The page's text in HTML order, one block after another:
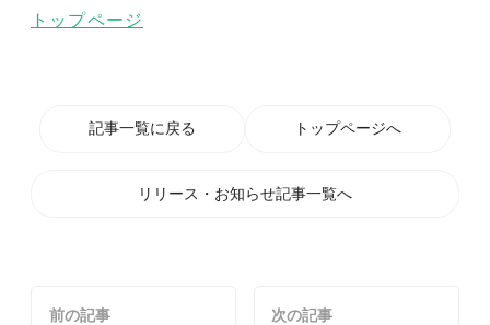
トップページ
記事一覧に戻る トップページへ
リリース・お知らせ記事一覧へ
前の記事 次の記事